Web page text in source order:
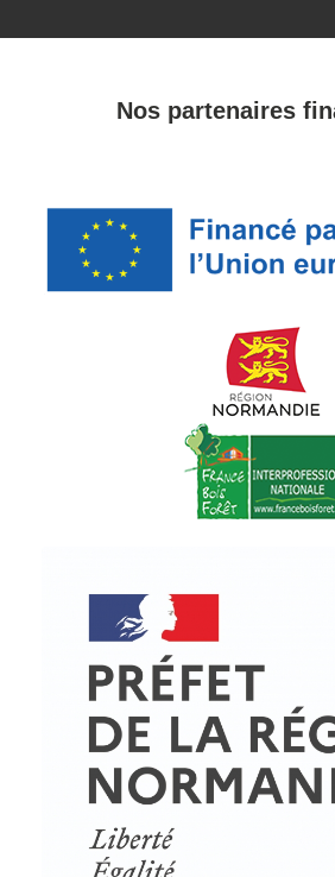
Nos partenaires
© Copyright - ProfessionsBois | Conception et
Actualités
Mentions légales
Politique de confidentialité